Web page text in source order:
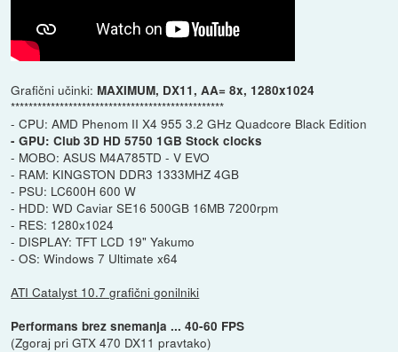
Grafični učinki: MAXIMUM, DX11, AA= 8x, 1280x1024
************************************************
- CPU: AMD Phenom II X4 955 3.2 GHz Quadcore Black Edition
- GPU: Club 3D HD 5750 1GB Stock clocks
- MOBO: ASUS M4A785TD - V EVO
- RAM: KINGSTON DDR3 1333MHZ 4GB
- PSU: LC600H 600 W
- HDD: WD Caviar SE16 500GB 16MB 7200rpm
- RES: 1280x1024
- DISPLAY: TFT LCD 19" Yakumo
- OS: Windows 7 Ultimate x64
ATI Catalyst 10.7 grafični gonilniki
Performans brez snemanja ... 40-60 FPS
(Zgoraj pri GTX 470 DX11 pravtako)